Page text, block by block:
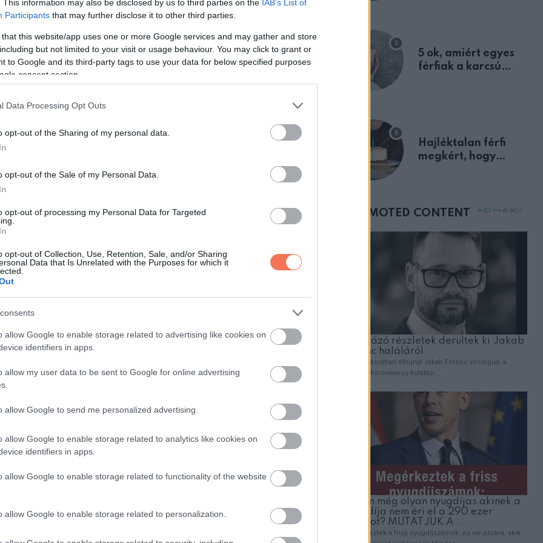
This information may also be disclosed by us to third parties on the IAB’s List of
Participants that may further disclose it to other third parties.
that this website/app uses one or more Google services and may gather and store
but not limited to your visit or usage behaviour. You may click to grant or
to Google and its third-party tags to use your data for below specified purposes
consent section.
Data Processing Opt Outs
opt-out of the Sharing of my personal data.
opt-out of the Sale of my Personal Data.
opt-out of processing my Personal Data for Targeted
opt-out of Collection, Use, Retention, Sale, and/or Sharing
Data that Is Unrelated with the Purposes for which it
allow Google to enable storage related to advertising like cookies on
identifiers in apps.
allow my user data to be sent to Google for online advertising
allow Google to send me personalized advertising.
allow Google to enable storage related to analytics like cookies on
identifiers in apps.
allow Google to enable storage related to functionality of the website
allow Google to enable storage related to personalization.
Milyen meny vagy te?”
egyre jobban fájtak. Nem az étel miatt, hanem mert a férjem nem látta,
műanyag dobozba tettem valami mást, egy cetlit és a blokkot. A cetlire
hogy pótolni tudjuk. Még küzdünk a megélhetésért. Azért nem
és a hűtő közepére tettem.
és remegő hangon kérdezte:
hogyan élünk. Nem akarom, hogy ez éket verjen közted és a fiad
a fiam jól van, azt gondoltam, elvihetek egy kicsit. Tévedtem.”
szeme ezen a soron: „kihagyom a reggelit”, majd elsápadt. Megbánás
5 ok, amiért egyes
férfiak a karcsú
Hajléktalan férfi
megkért, hogy
mellettem ült az első